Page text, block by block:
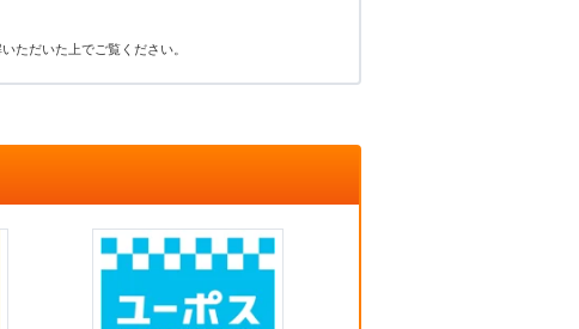
ただいた上でご覧ください。